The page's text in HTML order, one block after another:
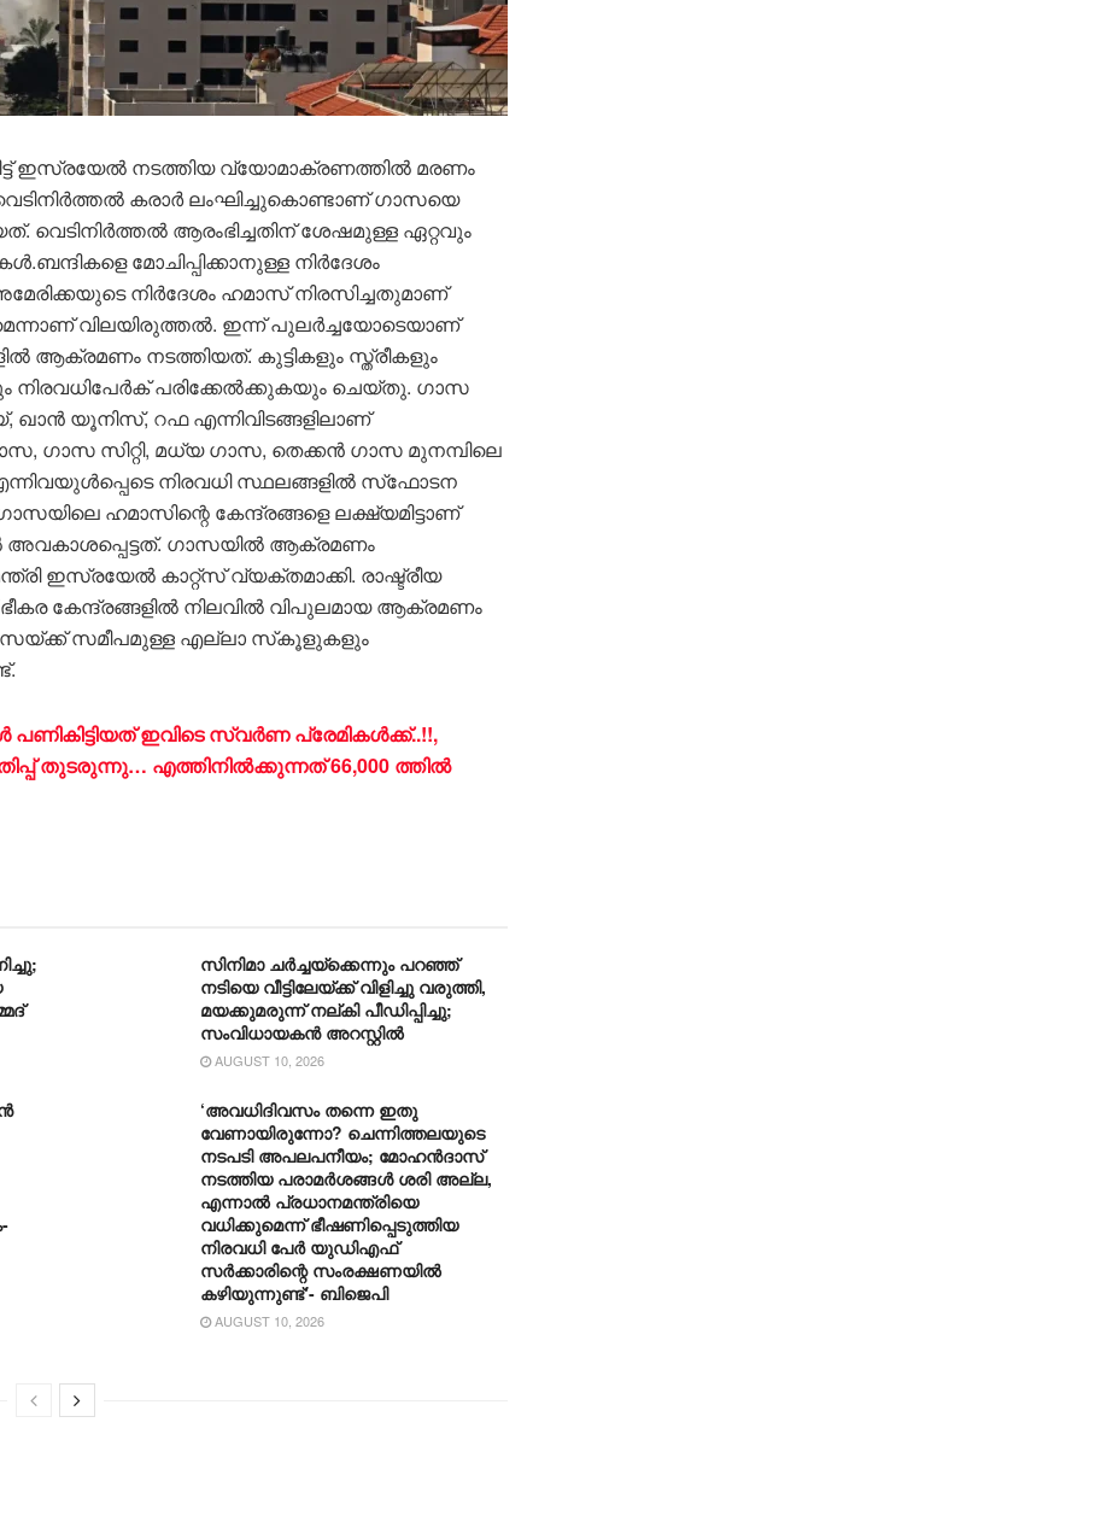
ഇസ്രയേല്‍ നടത്തിയ വ്യോമാക്രണത്തില്‍ മരണം
കരാര്‍ ലംഘിച്ചുകൊണ്ടാണ് ഗാസയെ
വെടിനിര്‍ത്തല്‍ ആരംഭിച്ചതിന് ശേഷമുള്ള ഏറ്റവും
മോചിപ്പിക്കാനുള്ള നിര്‍ദേശം
നിര്‍ദേശം ഹമാസ് നിരസിച്ചതുമാണ്
വിലയിരുത്തൽ. ഇന്ന് പുലർച്ചയോടെയാണ്
നടത്തിയത്. കുട്ടികളും സ്ത്രീകളും
നിരവധിപേർക് പരിക്കേൽക്കുകയും ചെയ്തു. ഗാസ
ഖാന്‍ യൂനിസ്, റഫ എന്നിവിടങ്ങളിലാണ്
ഗാസ സിറ്റി, മധ്യ ഗാസ, തെക്കന്‍ ഗാസ മുനമ്പിലെ
നിരവധി സ്ഥലങ്ങളില്‍ സ്‌ഫോടന
ഹമാസിന്റെ കേന്ദ്രങ്ങളെ ലക്ഷ്യമിട്ടാണ്
ഗാസയില്‍ ആക്രമണം
ഇസ്രയേല്‍ കാറ്റ്സ് വ്യക്തമാക്കി. രാഷ്ട്രീയ
കേന്ദ്രങ്ങളില്‍ നിലവില്‍ വിപുലമായ ആക്രമണം
സമീപമുള്ള എല്ലാ സ്‌കൂളുകളും
ഇവിടെ സ്വർണ പ്രേമികൾക്ക്..!!,
തുടരുന്നു… എത്തിനിൽക്കുന്നത് 66,000 ത്തിൽ
സിനിമാ ചർച്ചയ്ക്കെന്നും പറഞ്ഞ്
നടിയെ വീട്ടിലേയ്ക്ക് വിളിച്ചു വരുത്തി,
മയക്കുമരുന്ന് നല്കി പീഡിപ്പിച്ചു;
സംവിധായകൻ അറസ്റ്റിൽ
AUGUST 10, 2026
‘അവധിദിവസം തന്നെ ഇതു
വേണായിരുന്നോ? ചെന്നിത്തലയുടെ
നടപടി അപലപനീയം; മോഹൻദാസ്
നടത്തിയ പരാമർശങ്ങൾ ശരി അല്ല,
എന്നാൽ പ്രധാനമന്ത്രിയെ
വധിക്കുമെന്ന് ഭീഷണിപ്പെടുത്തിയ
നിരവധി പേർ യുഡിഎഫ്
സർക്കാരിന്റെ സംരക്ഷണയിൽ
കഴിയുന്നുണ്ട്‘- ബിജെപി
AUGUST 10, 2026